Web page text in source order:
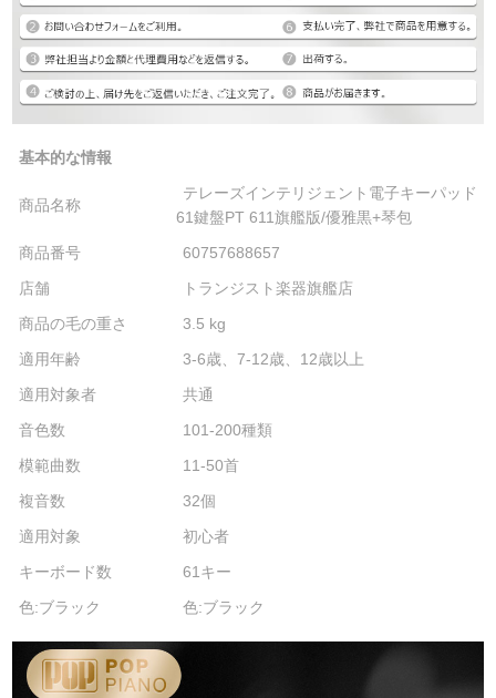
基本的な情報
商品名称
テレーズインテリジェント電子キーパッド
61鍵盤PT 611旗艦版/優雅黒+琴包
商品番号
60757688657
店舗
トランジスト楽器旗艦店
商品の毛の重さ
3.5 kg
適用年齢
3-6歳、7-12歳、12歳以上
適用対象者
共通
音色数
101-200種類
模範曲数
11-50首
複音数
32個
適用対象
初心者
キーボード数
61キー
色:ブラック
色:ブラック